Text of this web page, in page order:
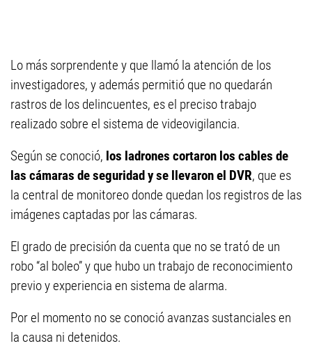
Lo más sorprendente y que llamó la atención de los
investigadores, y además permitió que no quedarán
rastros de los delincuentes, es el preciso trabajo
realizado sobre el sistema de videovigilancia.
Según se conoció, los ladrones cortaron los cables de
las cámaras de seguridad y se llevaron el DVR, que es
la central de monitoreo donde quedan los registros de las
imágenes captadas por las cámaras.
El grado de precisión da cuenta que no se trató de un
robo “al boleo” y que hubo un trabajo de reconocimiento
previo y experiencia en sistema de alarma.
Por el momento no se conoció avanzas sustanciales en
la causa ni detenidos.